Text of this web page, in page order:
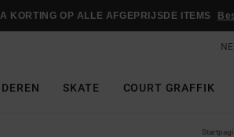
KORTING OP ALLE AFGEPRIJSDE ITEMS
SKATE COURT GRAFFIK